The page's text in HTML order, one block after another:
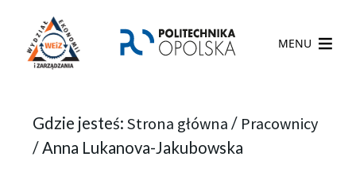
MENU
Gdzie jesteś: Strona główna / Pracownicy
/ Anna Lukanova-Jakubowska